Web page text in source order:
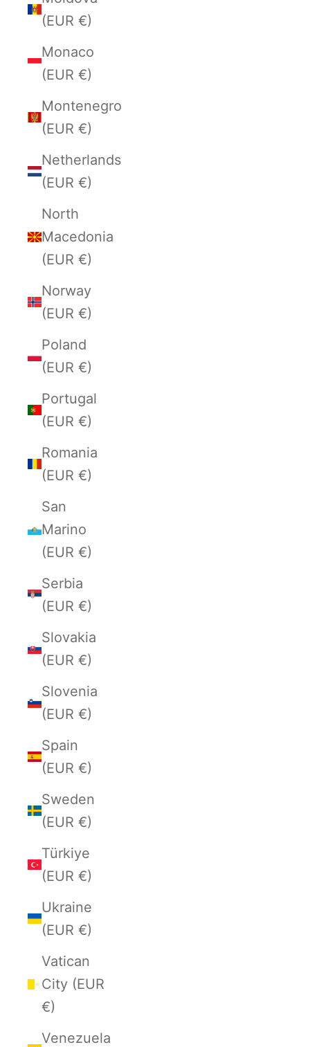
(EUR €)
Monaco
(EUR €)
Montenegro
(EUR €)
Netherlands
(EUR €)
North
Macedonia
(EUR €)
Norway
(EUR €)
Poland
(EUR €)
Portugal
(EUR €)
Romania
(EUR €)
San
Marino
(EUR €)
Serbia
(EUR €)
Slovakia
(EUR €)
Slovenia
(EUR €)
Spain
(EUR €)
Sweden
(EUR €)
Türkiye
(EUR €)
Ukraine
(EUR €)
Vatican
City (EUR
€)
Venezuela